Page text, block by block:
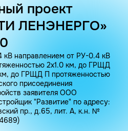
проект
ЛЕНЭНЕРГО»
кВ направлением от РУ-0.4 кВ
2х1.0 км, до ГРЩД
до ГРЩД П протяженностью
присоединения
заявителя ООО
"Развитие" по адресу:
пр., д.65, лит. А, к.н. №